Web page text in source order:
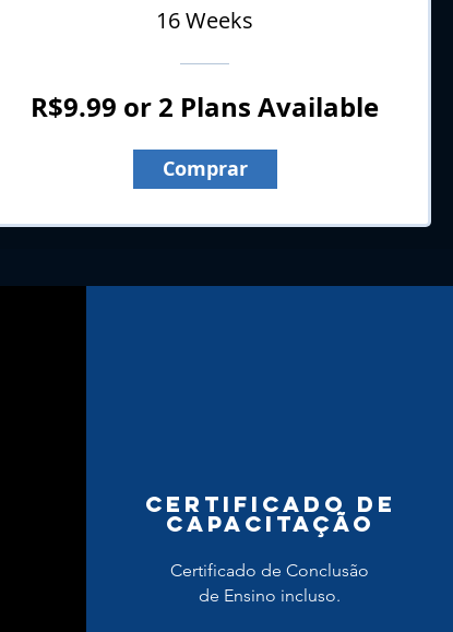
16 Weeks
R$9.99 or 2 Plans Available
Comprar
CERTIFICADO DE
CAPACITAÇÃO
Certificado de Conclusão
de Ensino incluso.